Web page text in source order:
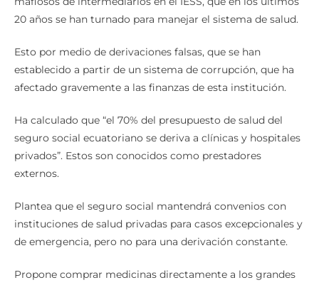
20 años se han turnado para manejar el sistema de salud.
Esto por medio de derivaciones falsas, que se han
establecido a partir de un sistema de corrupción, que ha
afectado gravemente a las finanzas de esta institución.
Ha calculado que “el 70% del presupuesto de salud del
seguro social ecuatoriano se deriva a clínicas y hospitales
privados”. Estos son conocidos como prestadores
externos.
Plantea que el seguro social mantendrá convenios con
instituciones de salud privadas para casos excepcionales y
de emergencia, pero no para una derivación constante.
Propone comprar medicinas directamente a los grandes